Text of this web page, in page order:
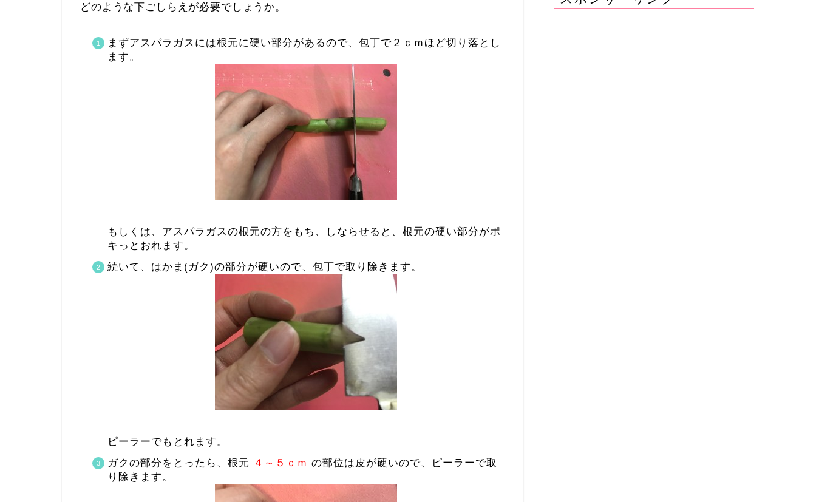
どのような下ごしらえが必要でしょうか。
まずアスパラガスには根元に硬い部分があるので、包丁で２ｃｍほど切り落とし
ます。
もしくは、アスパラガスの根元の方をもち、しならせると、根元の硬い部分がポ
キっとおれます。
続いて、はかま(ガク)の部分が硬いので、包丁で取り除きます。
ピーラーでもとれます。
ガクの部分をとったら、根元
４～５ｃｍ の部位は皮が硬いので、ピーラーで取
り除きます。